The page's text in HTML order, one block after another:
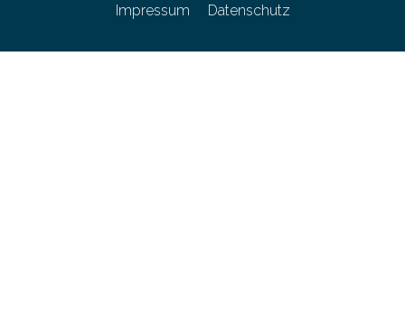
Impressum Datenschutz